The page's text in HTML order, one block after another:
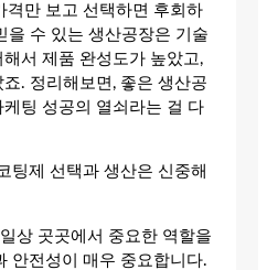
격만 보고 선택하면 후회하
을 수 있는 생산공장은 기술
서 제품 완성도가 높았고,
. 정리해보면, 좋은 생산공
팅 성공의 열쇠라는 걸 다
팅제 선택과 생산은 신중해
상 곳곳에서 중요한 역할을
안전성이 매우 중요합니다.